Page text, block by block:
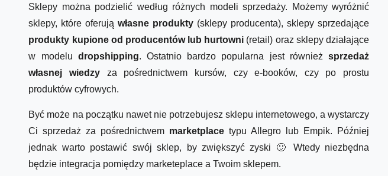
Sklepy można podzielić według różnych modeli sprzedaży. Możemy wyróżnić
sklepy, które oferująwłasne produkty (sklepy producenta), sklepy sprzedające
produkty kupione od producentów lub hurtowni (retail) oraz sklepy działające
w modelu dropshipping. Ostatnio bardzo popularna jest również sprzedaż
własnej wiedzy za pośrednictwem kursów, czy e-booków, czy po prostu
produktów cyfrowych.
Być może na początku nawet nie potrzebujesz sklepu internetowego, a wystarczy
Ci sprzedaż za pośrednictwem marketplace typu Allegro lub Empik. Później
jednak warto postawić swój sklep, by zwiększyć zyski 🙂 Wtedy niezbędna
będzie integracja pomiędzy marketeplace a Twoim sklepem.